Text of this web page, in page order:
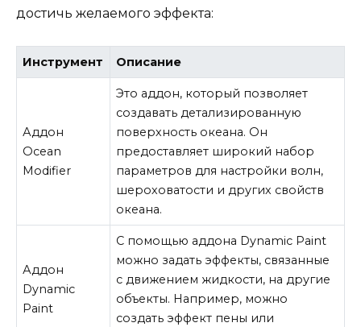
достичь желаемого эффекта:
Инструмент Описание
Аддон
Ocean
Modifier
Это аддон, который позволяет
создавать детализированную
поверхность океана. Он
предоставляет широкий набор
параметров для настройки волн,
шероховатости и других свойств
океана.
Аддон
Dynamic
Paint
С помощью аддона Dynamic Paint
можно задать эффекты, связанные
с движением жидкости, на другие
объекты. Например, можно
создать эффект пены или